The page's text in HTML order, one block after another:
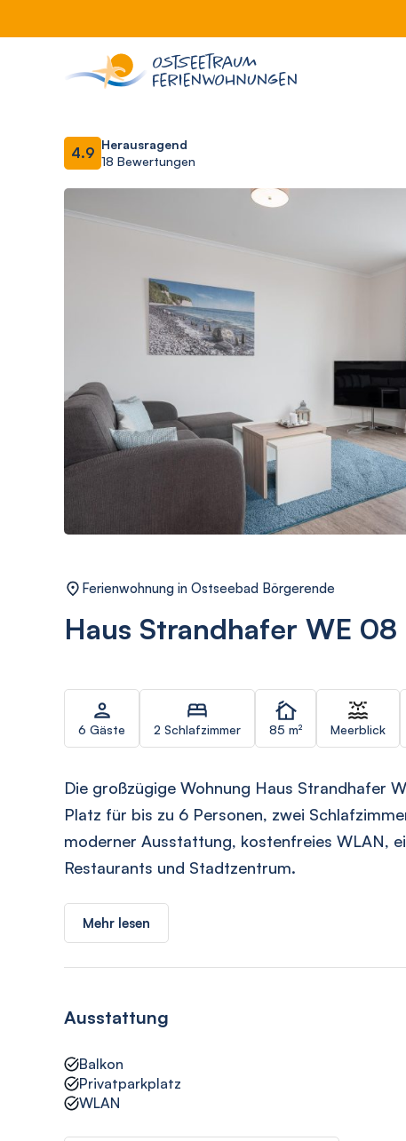
4.9 Herausragend
18 Bewertungen
Ferienwohnung in Ostseebad Börgerende
Haus Strandhafer WE 08
6 Gäste 2 Schlafzimmer 85 m² Meerblick
Die großzügige Wohnung Haus Strandhafer
Platz für bis zu 6 Personen, zwei
moderner Ausstattung, kostenfreies WLAN,
Restaurants und Stadtzentrum.
Mehr lesen
Ausstattung
Balkon
Privatparkplatz
WLAN